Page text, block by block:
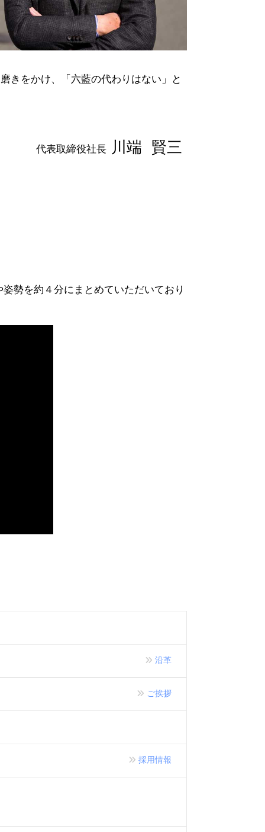
きをかけ、「六藍の代わりはない」と
代表取締役社長 川端 賢三
勢を約４分にまとめていただいており
沿革
ご挨拶
採用情報